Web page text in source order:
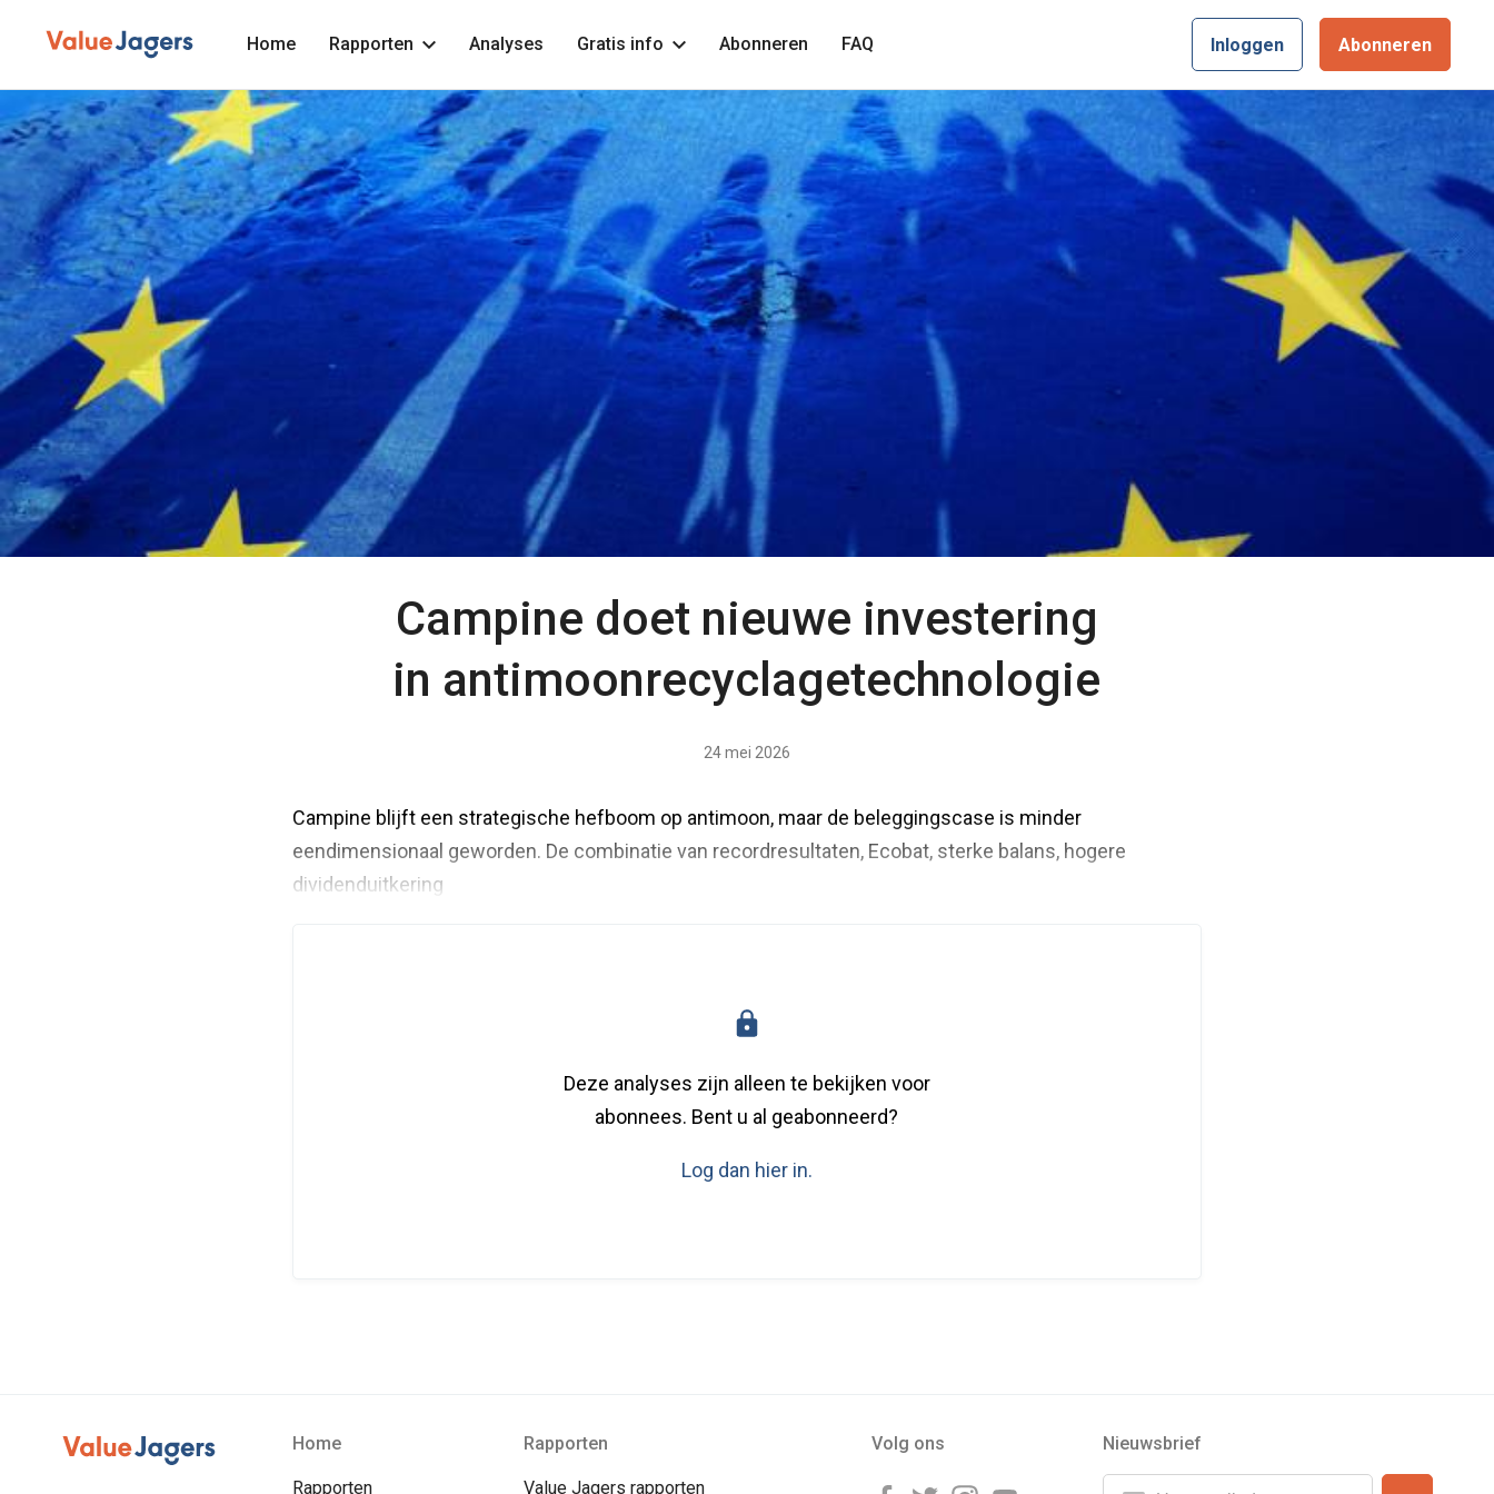
Home Rapporten Analyses Gratis info Abonneren FAQ Inloggen Abonneren
Campine doet nieuwe investering
in antimoonrecyclagetechnologie
24 mei 2026
Campine blijft een strategische hefboom op antimoon, maar de beleggingscase is minder
eendimensionaal geworden. De combinatie van recordresultaten, Ecobat, sterke balans, hogere
dividenduitkering
Deze analyses zijn alleen te bekijken voor
abonnees. Bent u al geabonneerd?
Log dan hier in.
Home
Rapporten
Rapporten
Value Jagers rapporten
Volg ons Nieuwsbrief